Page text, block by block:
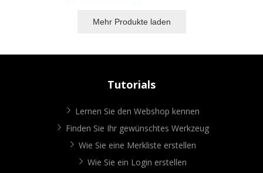
Mehr Produkte laden
Tutorials
Lernen Sie den Webshop kennen
Finden Sie Ihr gewünschtes Werkzeug
Wie Sie eine Merkliste erstellen
Wie Sie ein Login erstellen